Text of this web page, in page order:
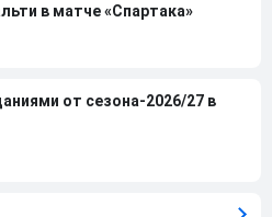
в матче «Спартака»
от сезона-2026/27 в